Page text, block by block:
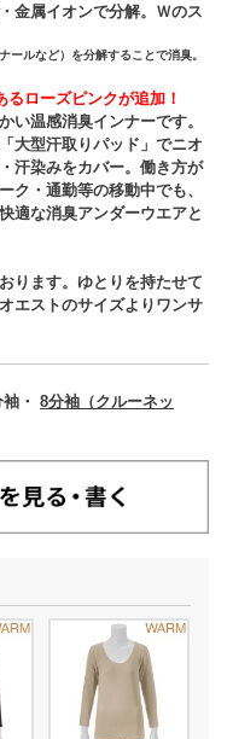
金属イオンで分解。Ｗのス
ールなど）を分解することで消臭。
ローズピンクが追加！
い温感消臭インナーです。
大型汗取りパッド」でニオ
汗染みをカバー。働き方が
ク・通勤等の移動中でも、
適な消臭アンダーウエアと
ります。ゆとりを持たせて
エストのサイズよりワンサ
・ 8分袖（クルーネッ